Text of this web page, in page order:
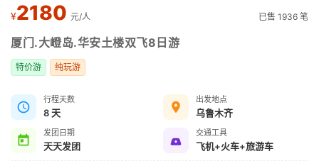
¥2180 元/人 已售 1936 笔
厦门.大嶝岛.华安土楼双飞8日游
特价游 纯玩游
行程天数
8 天
出发地点
乌鲁木齐
发团日期
天天发团
交通工具
飞机+火车+旅游车